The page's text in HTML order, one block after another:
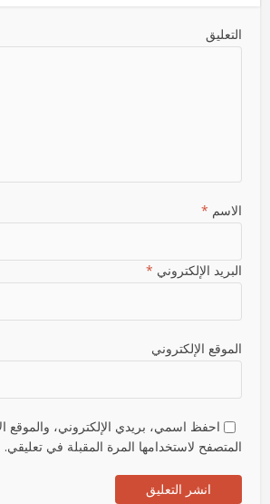
التعليق
الاسم *
البريد الإلكتروني *
الموقع الإلكتروني
احفظ اسمي، بريدي الإلكتروني، والموقع
المتصفح لاستخدامها المرة المقبلة في تعليقي.